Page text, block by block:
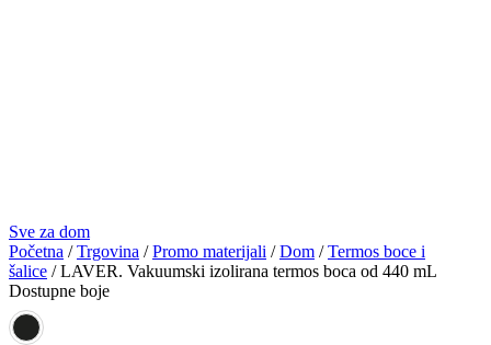
Sve za dom
Početna /Trgovina /Promo materijali /Dom /Termos boce i
šalice / LAVER. Vakuumski izolirana termos boca od 440 mL
Dostupne boje